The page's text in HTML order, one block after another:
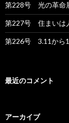
第228号 光の革命
第227号 住まいは
第226号 3.11から
最近のコメント
アーカイブ